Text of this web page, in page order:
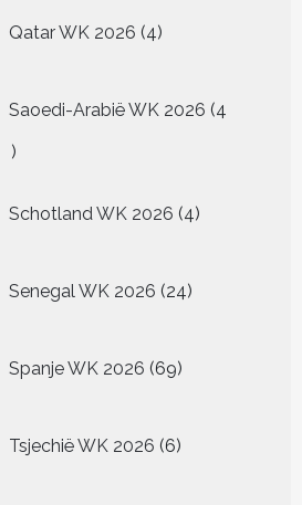
Qatar WK 2026 4
producten
Saoedi-Arabië WK 2026 4
4
Schotland WK 2026 4
producten
Senegal WK 2026 24
producten
Spanje WK 2026 69
producten
Tsjechië WK 2026 6
producten